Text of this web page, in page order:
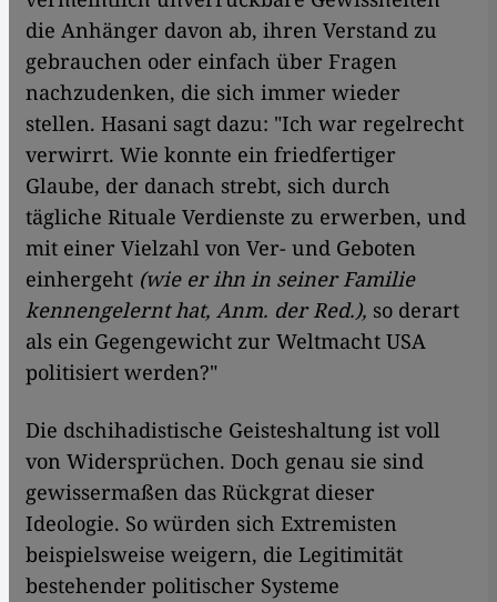
die Anhänger davon ab, ihren Verstand zu
gebrauchen oder einfach über Fragen
nachzudenken, die sich immer wieder
stellen. Hasani sagt dazu: "Ich war regelrecht
verwirrt. Wie konnte ein friedfertiger
Glaube, der danach strebt, sich durch
tägliche Rituale Verdienste zu erwerben, und
mit einer Vielzahl von Ver- und Geboten
einhergeht (wie er ihn in seiner Familie
kennengelernt hat, Anm. der Red.), so derart
als ein Gegengewicht zur Weltmacht USA
politisiert werden?"
Die dschihadistische Geisteshaltung ist voll
von Widersprüchen. Doch genau sie sind
gewissermaßen das Rückgrat dieser
Ideologie. So würden sich Extremisten
beispielsweise weigern, die Legitimität
bestehender politischer Systeme